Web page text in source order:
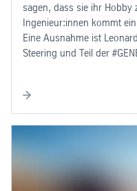
sagen, dass sie ihr Hobby
Ingenieur:innen kommt
Eine Ausnahme ist
Steering und Teil der